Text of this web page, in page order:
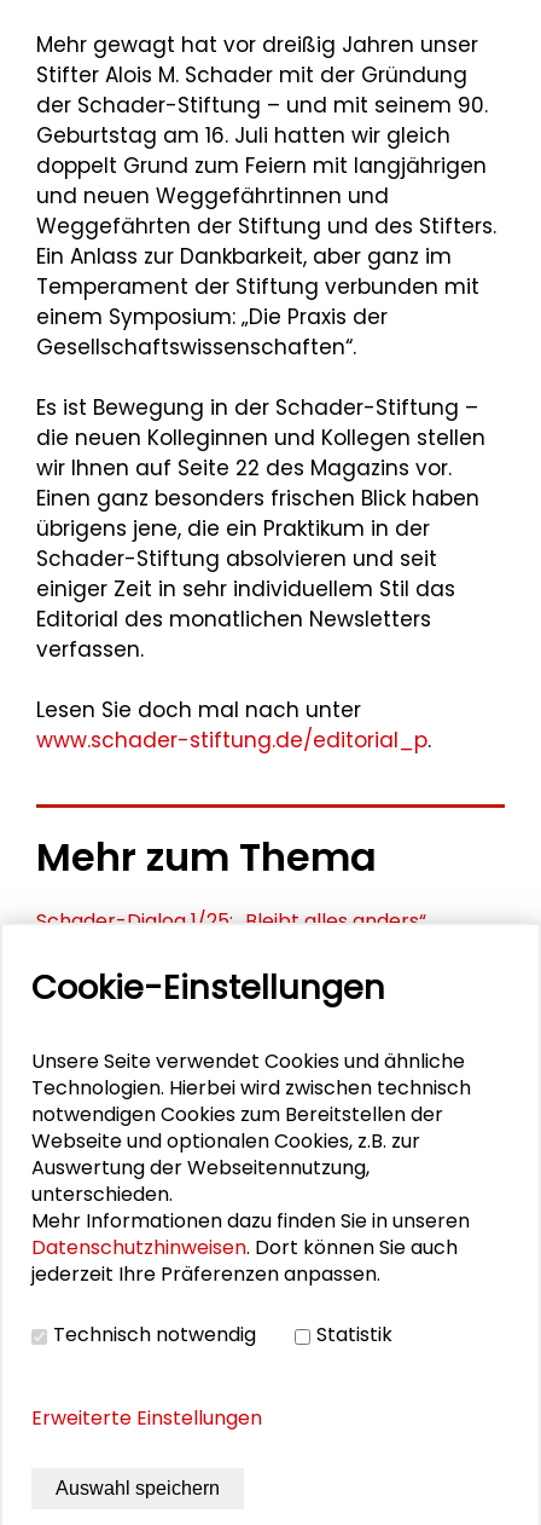
Mehr gewagt hat vor dreißig Jahren unser
Stifter Alois M. Schader mit der Gründung
der Schader-Stiftung – und mit seinem 90.
Geburtstag am 16. Juli hatten wir gleich
doppelt Grund zum Feiern mit langjährigen
und neuen Weggefährtinnen und
Weggefährten der Stiftung und des Stifters.
Ein Anlass zur Dankbarkeit, aber ganz im
Temperament der Stiftung verbunden mit
einem Symposium: „Die Praxis der
Gesellschaftswissenschaften“.
Es ist Bewegung in der Schader-Stiftung –
die neuen Kolleginnen und Kollegen stellen
wir Ihnen auf Seite 22 des Magazins vor.
Einen ganz besonders frischen Blick haben
übrigens jene, die ein Praktikum in der
Schader-Stiftung absolvieren und seit
einiger Zeit in sehr individuellem Stil das
Editorial des monatlichen Newsletters
verfassen.
Lesen Sie doch mal nach unter
www.schader-stiftung.de/editorial_p.
Mehr zum Thema
Schader-Dialog 1/25: „Bleibt alles anders“
Schader-Dialog 2/24: „Versäumte Bilder“
Wirklichkeit“
Schader-Dialog 2/23: „Klimaterroristen“
Schader-Dialog 1/23: „Balancen“
PUBLIKATIONEN
Good Luck – Schader-Dialog 2/18
THEMEN ZU DIESEM BEITRAG
Cookie-Einstellungen
Unsere Seite verwendet Cookies und ähnliche
Technologien. Hierbei wird zwischen technisch
notwendigen Cookies zum Bereitstellen der
Webseite und optionalen Cookies, z.B. zur
Auswertung der Webseitennutzung,
unterschieden.
Mehr Informationen dazu finden Sie in unseren
Datenschutzhinweisen. Dort können Sie auch
jederzeit Ihre Präferenzen anpassen.
Technisch notwendig Statistik
Erweiterte Einstellungen
Auswahl speichern